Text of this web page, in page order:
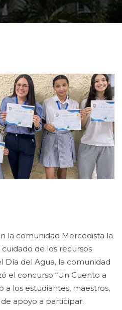
la comunidad Mercedista la
de los recursos
Día del Agua, la comunidad
el concurso “Un Cuento a
a los estudiantes, maestros,
apoyo a participar.